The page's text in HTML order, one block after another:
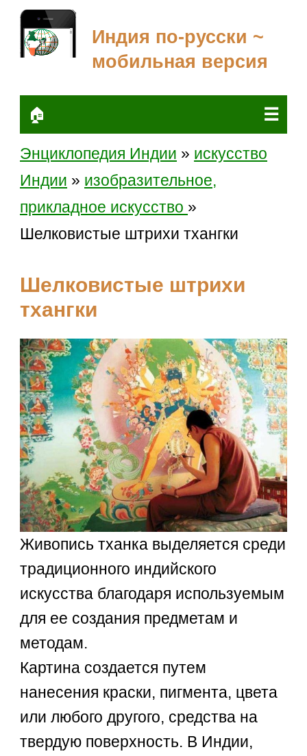
Индия по-русски ~
мобильная версия
🏠 ☰
Энциклопедия Индии » искусство
Индии » изобразительное,
прикладное искусство »
Шелковистые штрихи тхангки
Шелковистые штрихи
тхангки
Живопись тханка выделяется среди
традиционного индийского
искусства благодаря используемым
для ее создания предметам и
методам.
Картина создается путем
нанесения краски, пигмента, цвета
или любого другого, средства на
твердую поверхность. В Индии,